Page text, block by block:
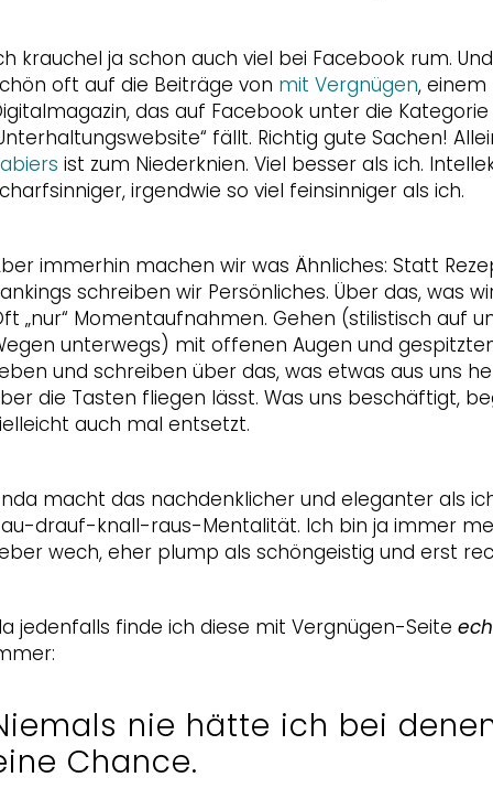
krauchel ja schon auch viel bei Facebook rum.
oft auf die Beiträge von mit Vergnügen, einem
das auf Facebook unter die Kategorie
fällt. Richtig gute Sachen!
ist zum Niederknien. Viel besser als ich.
irgendwie so viel feinsinniger als ich.
immerhin machen wir was Ähnliches: Statt
schreiben wir Persönliches. Über das, was
„nur“ Momentaufnahmen. Gehen (stilistisch auf
unterwegs) mit offenen Augen und
und schreiben über das, was etwas aus uns
die Tasten fliegen lässt. Was uns beschäftigt,
auch mal entsetzt.
macht das nachdenklicher und eleganter als
drauf-knall-raus-Mentalität. Ich bin ja immer
wech, eher plump als schöngeistig und erst
jedenfalls finde ich diese mit Vergnügen-Seite
nie hätte ich bei
Chance.